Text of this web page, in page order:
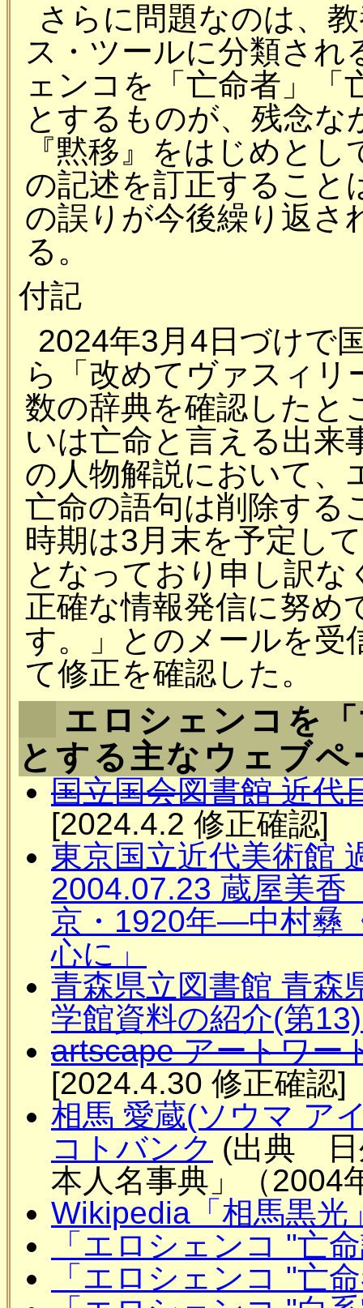
さらに問題なのは、
ス・ツールに分類さ
ェンコを「亡命者」「
とするものが、残念
『黙移』をはじめと
の記述を訂正すること
の誤りが今後繰り返さ
る。
付記
2024年3月4日づけで
ら「改めてヴァスィ
数の辞典を確認したと
いは亡命と言える出来
の人物解説において、
亡命の語句は削除する
時期は3月末を予定し
となっており申し訳
正確な情報発信に努め
す。」とのメールを受
て修正を確認した。
エロシェンコを
とする主なウェブ
国立国会図書館 近代
[2024.4.2 修正確認]
東京国立近代美術館
2004.07.23 蔵屋美香
京・1920年―中村彝
心に」
青森県立図書館 青森
学館資料の紹介(第
artscape アートワー
[2024.4.30 修正確認]
相馬 愛蔵(ソウマ ア
コトバンク (出典 日
本人名事典」（2004
Wikipedia「相馬黒光
「エロシェンコ "亡
「エロシェンコ "亡